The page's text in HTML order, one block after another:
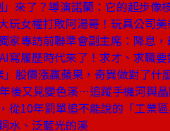
來了？導演諾蘭：它的起步像
玩女權打敗阿湯哥！玩具公司
家專訪前聯準會副主席：降息
寫履歷時代來了！求才、求職要
」股價漲贏蘋果，奇異做對了什
後又見變色溪⋯追蹤手機河與
從10年罰單追不能說的「工業區
水、泛藍光的溪